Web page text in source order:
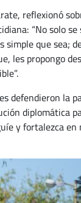
reflexionó
“No solo
que sea;
les propongo
defendieron la
diplomática
y fortalezca